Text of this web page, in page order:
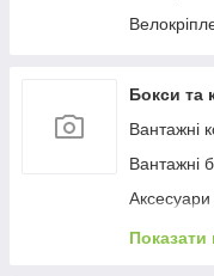
Бокси та
Вантажні
Вантажні
Аксесуари
Палатки
Показати